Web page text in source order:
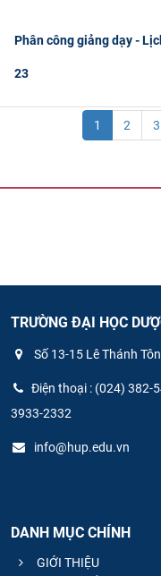
Phân công giảng dạy -
23
1 2 3
TRƯỜNG ĐẠI HỌC
Số 13-15 Lê Thánh
Điện thoại : (024) 382-
3933-2332
info@hup.edu.vn
DANH MỤC CHÍNH
GIỚI THIỆU